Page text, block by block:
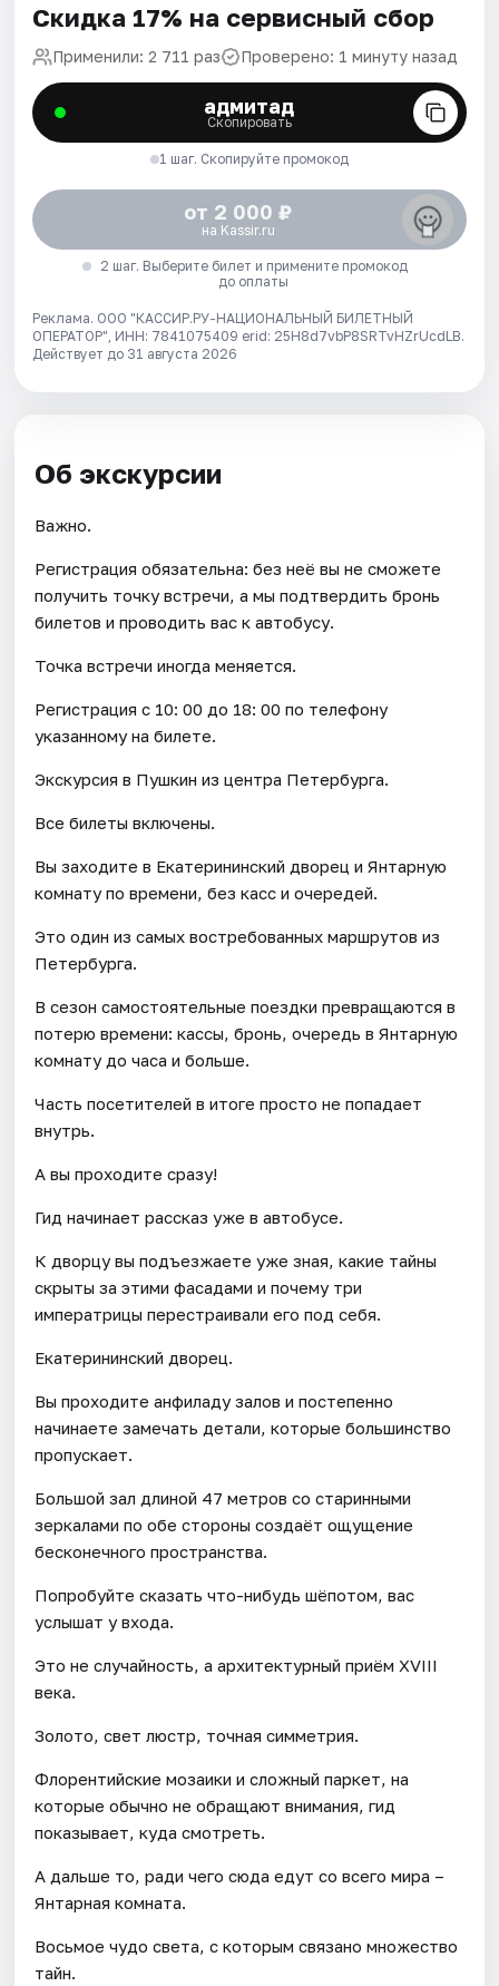
Скидка 17% на сервисный сбор
Применили: 2 711 раз Проверено: 1 минуту назад
адмитад
Скопировать
1 шаг. Скопируйте промокод
от 2 000 ₽
на Kassir.ru
2 шаг. Выберите билет и примените промокод
до оплаты
Реклама. ООО "КАССИР.РУ-НАЦИОНАЛЬНЫЙ БИЛЕТНЫЙ
ОПЕРАТОР", ИНН: 7841075409 erid: 25H8d7vbP8SRTvHZrUcdLB.
Действует до 31 августа 2026
Об экскурсии
Важно.
Регистрация обязательна: без неё вы не сможете
получить точку встречи, а мы подтвердить бронь
билетов и проводить вас к автобусу.
Точка встречи иногда меняется.
Регистрация с 10: 00 до 18: 00 по телефону
указанному на билете.
Экскурсия в Пушкин из центра Петербурга.
Все билеты включены.
Вы заходите в Екатерининский дворец и Янтарную
комнату по времени, без касс и очередей.
Это один из самых востребованных маршрутов из
Петербурга.
В сезон самостоятельные поездки превращаются в
потерю времени: кассы, бронь, очередь в Янтарную
комнату до часа и больше.
Часть посетителей в итоге просто не попадает
внутрь.
А вы проходите сразу!
Гид начинает рассказ уже в автобусе.
К дворцу вы подъезжаете уже зная, какие тайны
скрыты за этими фасадами и почему три
императрицы перестраивали его под себя.
Екатерининский дворец.
Вы проходите анфиладу залов и постепенно
начинаете замечать детали, которые большинство
пропускает.
Большой зал длиной 47 метров со старинными
зеркалами по обе стороны создаёт ощущение
бесконечного пространства.
Попробуйте сказать что-нибудь шёпотом, вас
услышат у входа.
Это не случайность, а архитектурный приём XVIII
века.
Золото, свет люстр, точная симметрия.
Флорентийские мозаики и сложный паркет, на
которые обычно не обращают внимания, гид
показывает, куда смотреть.
А дальше то, ради чего сюда едут со всего мира –
Янтарная комната.
Восьмое чудо света, с которым связано множество
тайн.